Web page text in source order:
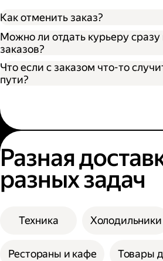
Как отменить заказ?
Можно ли отдать курьеру сразу
заказов?
Что если с заказом что-то
пути?
Разная
разных задач
Техника Холодильники
Рестораны и кафе Товары